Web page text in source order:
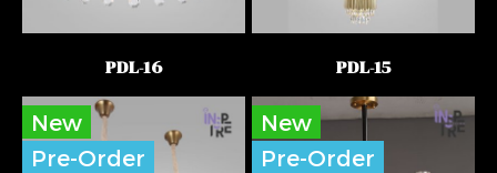
PDL-16 PDL-15
New
Pre-Order
New
Pre-Order